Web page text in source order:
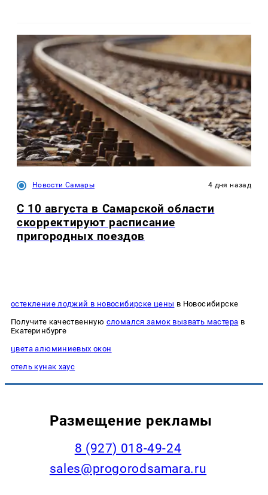
Новости Самары 4 дня назад
С 10 августа в Самарской области
скорректируют расписание
пригородных поездов
остекление лоджий в новосибирске цены в Новосибирске
Получите качественную сломался замок вызвать мастера в
Екатеринбурге
цвета алюминиевых окон
отель кунак хаус
Размещение рекламы
8 (927) 018-49-24
sales@progorodsamara.ru